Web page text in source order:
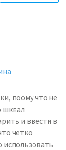
поому что не
шквал
и ввести в
четко
использовать